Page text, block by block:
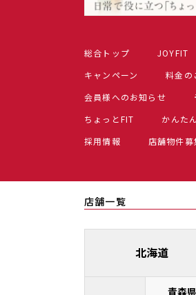
総合トップ JOYFIT
キャンペーン
料金の
会員様へのお知らせ
ちょっとFIT
かんた
採用情報
店舗物件
店舗一覧
北海道
青森県